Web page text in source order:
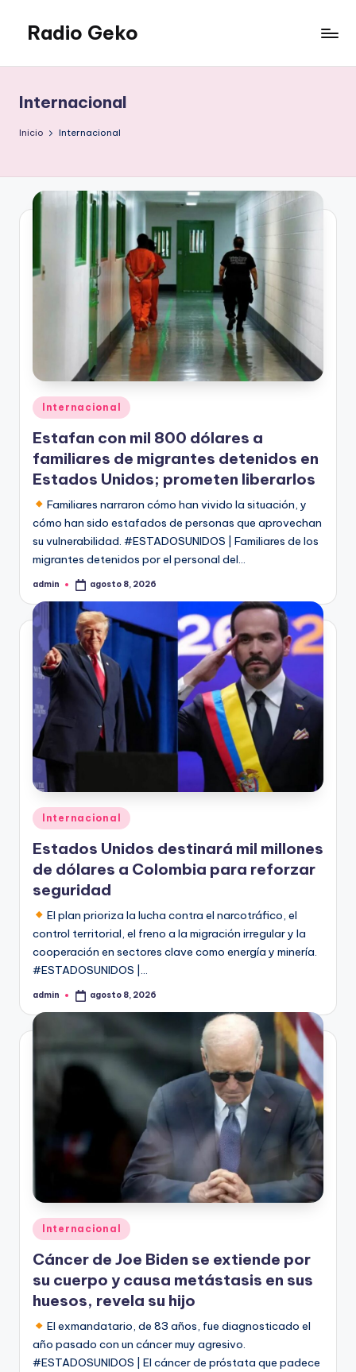
Saltar
contenido
Radio Geko
Internacional
Inicio Internacional
Publicado
en
Internacional
Estafan con mil 800 dólares a
familiares de migrantes detenidos en
Estados Unidos; prometen liberarlos
Familiares narraron cómo han vivido la situación, y
cómo han sido estafados de personas que aprovechan
su vulnerabilidad. #ESTADOSUNIDOS | Familiares de los
migrantes detenidos por el personal del…
Publicado
admin agosto 8, 2026
Publicado
en
Internacional
Estados Unidos destinará mil millones
de dólares a Colombia para reforzar
seguridad
El plan prioriza la lucha contra el narcotráfico, el
control territorial, el freno a la migración irregular y la
cooperación en sectores clave como energía y minería.
#ESTADOSUNIDOS |…
Publicado
admin agosto 8, 2026
Publicado
en
Internacional
Cáncer de Joe Biden se extiende por
su cuerpo y causa metástasis en sus
huesos, revela su hijo
El exmandatario, de 83 años, fue diagnosticado el
año pasado con un cáncer muy agresivo.
#ESTADOSUNIDOS | El cáncer de próstata que padece